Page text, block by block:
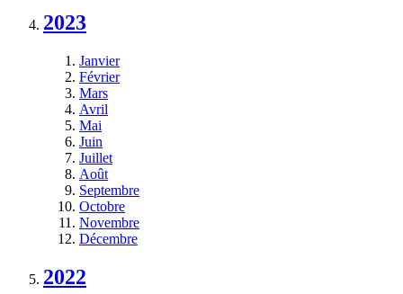
2023
Janvier
Février
Mars
Avril
Mai
Juin
Juillet
Août
Septembre
Octobre
Novembre
Décembre
2022